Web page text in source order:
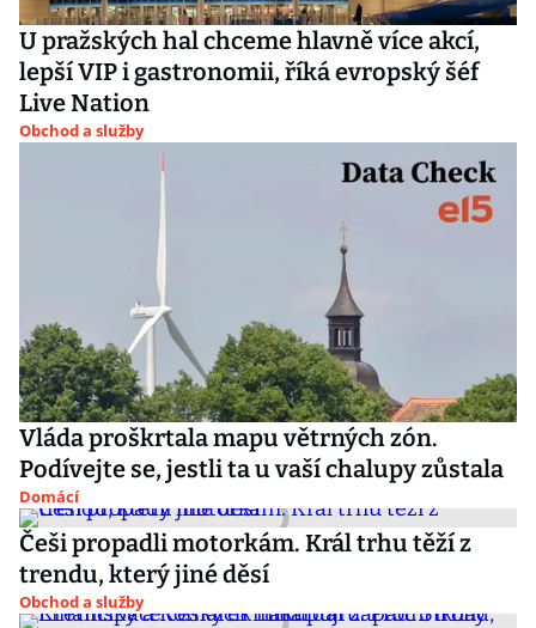
U pražských hal chceme hlavně více akcí,
lepší VIP i gastronomii, říká evropský šéf
Live Nation
Obchod a služby
Vláda proškrtala mapu větrných zón.
Podívejte se, jestli ta u vaší chalupy zůstala
Domácí
Češi propadli motorkám. Král trhu těží z
trendu, který jiné děsí
Obchod a služby